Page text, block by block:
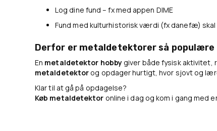
Log dine fund – fx med appen DIME
Fund med kulturhistorisk værdi (fx danefæ)
Derfor er metaldetektorer så populære
En metaldetektor hobby giver både fysisk aktivitet,
metaldetektor og opdager hurtigt, hvor sjovt og
Klar til at gå på opdagelse?
Køb metaldetektor online i dag og kom i gang med